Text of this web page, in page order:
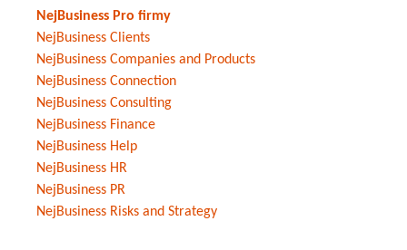
NejBusiness Pro firmy
NejBusiness Clients
NejBusiness Companies and Products
NejBusiness Connection
NejBusiness Consulting
NejBusiness Finance
NejBusiness Help
NejBusiness HR
NejBusiness PR
NejBusiness Risks and Strategy